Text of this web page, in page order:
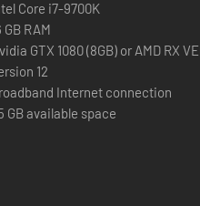
Core i7-9700K
GB RAM
GTX 1080 (8GB) or AMD RX
12
Internet connection
GB available space